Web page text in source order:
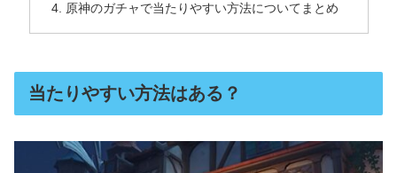
原神のガチャで当たりやすい方法についてまとめ
当たりやすい方法はある？